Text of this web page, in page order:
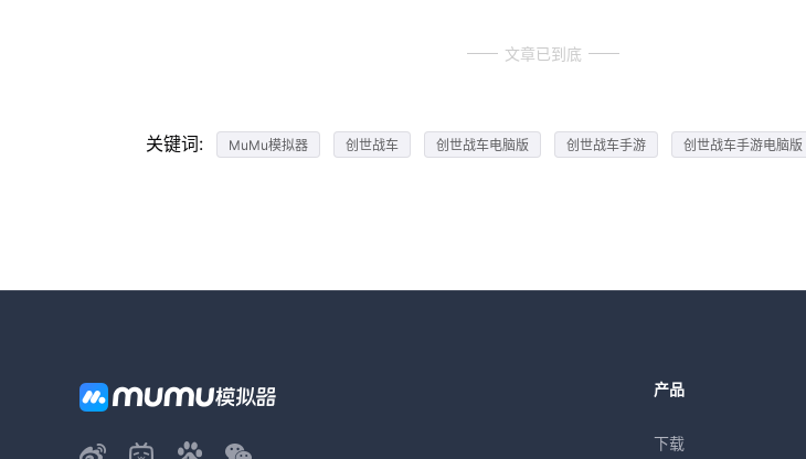
文章已到底
关键词: MuMu模拟器 创世战车 创世战车电脑版 创世战车手游 创世战车手游电脑版
产品
下载